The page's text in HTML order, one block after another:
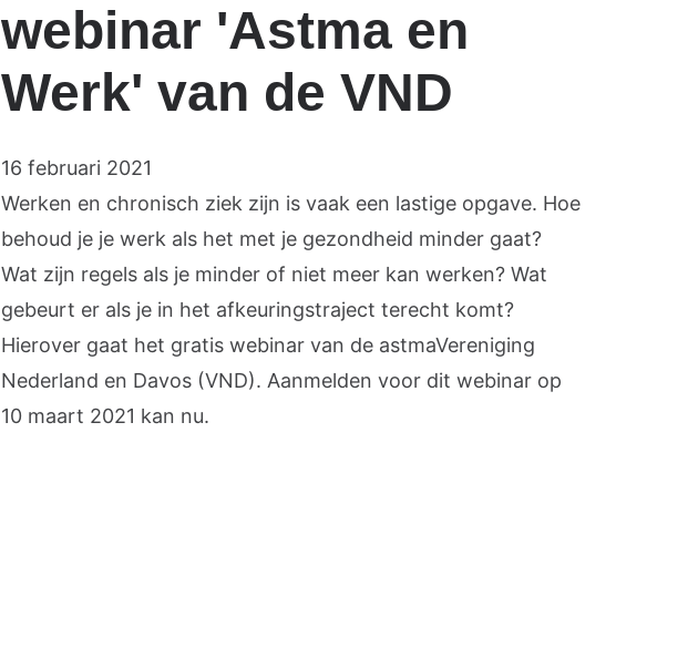
webinar 'Astma en
Werk' van de VND
16 februari 2021
Werken en chronisch ziek zijn is vaak een lastige opgave. Hoe
behoud je je werk als het met je gezondheid minder gaat?
Wat zijn regels als je minder of niet meer kan werken? Wat
gebeurt er als je in het afkeuringstraject terecht komt?
Hierover gaat het gratis webinar van de astmaVereniging
Nederland en Davos (VND). Aanmelden voor dit webinar op
10 maart 2021 kan nu.